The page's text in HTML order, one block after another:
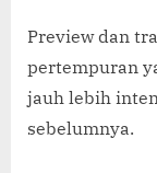
Preview dan
pertempuran
jauh lebih
sebelumnya.